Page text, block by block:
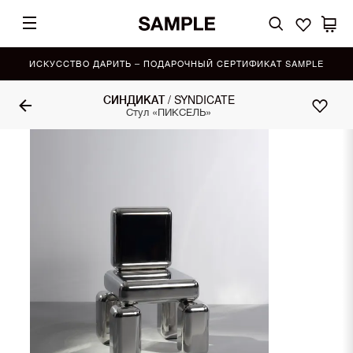
ИСКУССТВО ДАРИТЬ – ПОДАРОЧНЫЙ СЕРТИФИКАТ SAMPLE
СИНДИКАТ / SYNDICATE
Стул «ПИКСЕЛЬ»